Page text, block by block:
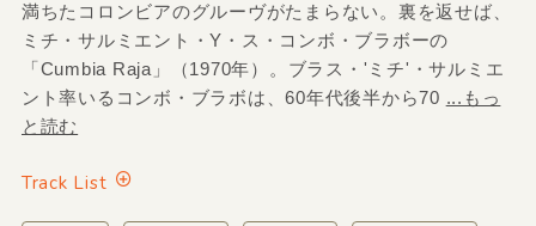
満ちたコロンビアのグルーヴがたまらない。裏を返せば、
ミチ・サルミエント・Y・ス・コンボ・ブラボーの
「Cumbia Raja」（1970年）。ブラス・'ミチ'・サルミエ
ント率いるコンボ・ブラボは、60年代後半から70 ...もっ
と読む
Track List